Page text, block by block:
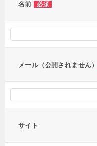
名前 必須
メール（公開されません）
サイト